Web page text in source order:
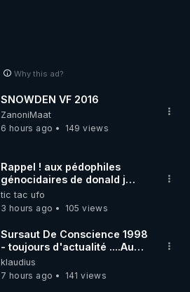
Why this ad?
SNOWDEN VF 2016
ZanoniMaat
6 hours ago
149 views
Rappel ! aux pédophiles
génocidaires de donald j
trump et ses supporters
trumpistes 424et 666.
tic tac ufo
3 hours ago
105 views
Sursaut De Conscience 1998
- toujours d'actualité ....Au
Dela Du Réel
klaudius
7 hours ago
141 views